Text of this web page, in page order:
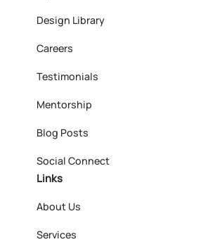
Design Library
Careers
Testimonials
Mentorship
Blog Posts
Social Connect
Links
About Us
Services